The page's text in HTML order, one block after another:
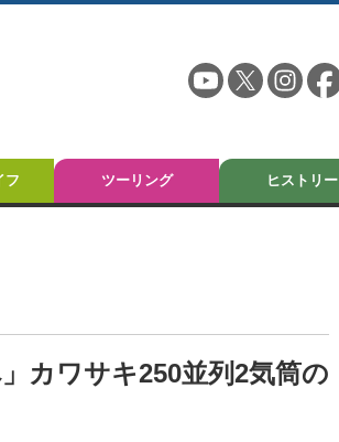
フ ツーリング ヒストリー
カワサキ250並列2気筒の